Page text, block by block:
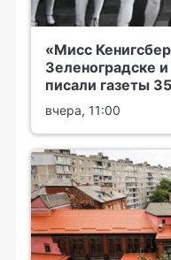
«Мисс
Зеленоградске
писали газеты
вчера, 11:00